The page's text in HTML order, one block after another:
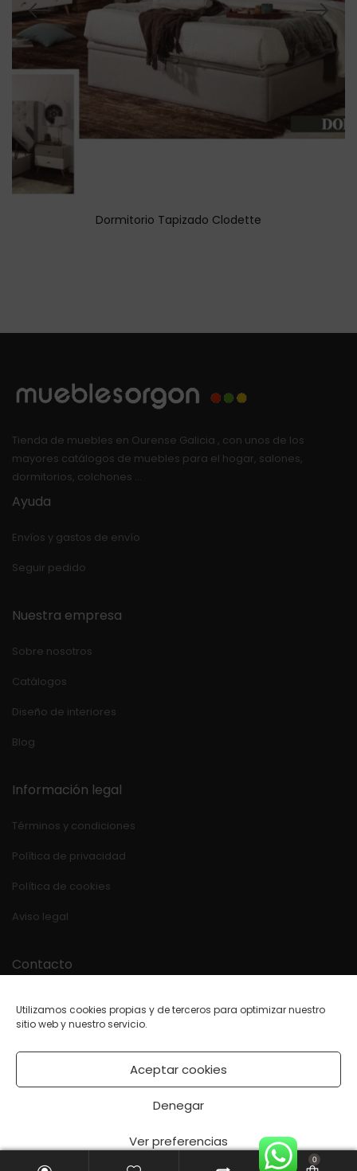
Utilizamos cookies propias y de terceros para optimizar nuestro
sitio web y nuestro servicio.
Aceptar cookies
Denegar
Ver preferencias
Dormitorio Tapizado Clodette
Tienda de muebles en Ourense Galicia , con unos de los
mayores catálogos de muebles para el hogar, salones,
dormitorios, colchones …
Ayuda
Envíos y gastos de envío
Seguir pedido
Nuestra empresa
Sobre nosotros
Catálogos
Diseño de interiores
Blog
Información legal
Términos y condiciones
Política de privacidad
Política de cookies
Aviso legal
Contacto
32840 BANDE (Ourense)
WhatsApp
orgon@mueblesorgon.com
Facebook
0